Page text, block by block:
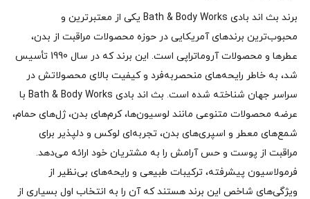
برند بث اند بادی Bath & Body Works یکی از معتبرترین و
محبوب‌ترین برندهای آمریکایی در حوزه محصولات مراقبت از بدن،
عطرها و محصولات آروماتراپی است. این برند که در سال 1990 تأسیس
شد، به خاطر رایحه‌های منحصربه‌فرد و کیفیت بالای محصولاتش در
سراسر جهان شناخته شده است. بث اند بادی Bath & Body Works با
عرضه محصولات متنوعی مانند لوسیون‌ها، کرم‌های بدن، ژل‌های حمام،
شمع‌های معطر و اسپری‌های بدن، تجربه‌ای لوکس و دلپذیر برای
مراقبت از پوست و حس آرامش را به مشتریان خود ارائه می‌دهد.
فرمولاسیون پیشرفته، ترکیبات طبیعی و رایحه‌های بی‌نظیر از
ویژگی‌های شاخص این برند هستند که آن را به انتخاب اول بسیاری از